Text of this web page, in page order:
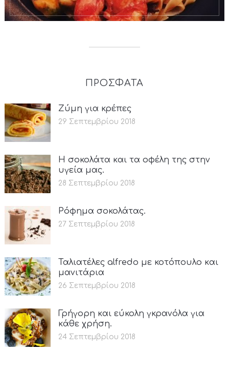
ΠΡΟΣΦΑΤΑ
Ζύμη για κρέπες
29 Σεπτεμβρίου 2018
Η σοκολάτα και τα οφέλη της στην
υγεία μας.
28 Σεπτεμβρίου 2018
Ρόφημα σοκολάτας.
27 Σεπτεμβρίου 2018
Ταλιατέλες alfredo με κοτόπουλο και
μανιτάρια
26 Σεπτεμβρίου 2018
Γρήγορη και εύκολη γκρανόλα για
κάθε χρήση.
24 Σεπτεμβρίου 2018